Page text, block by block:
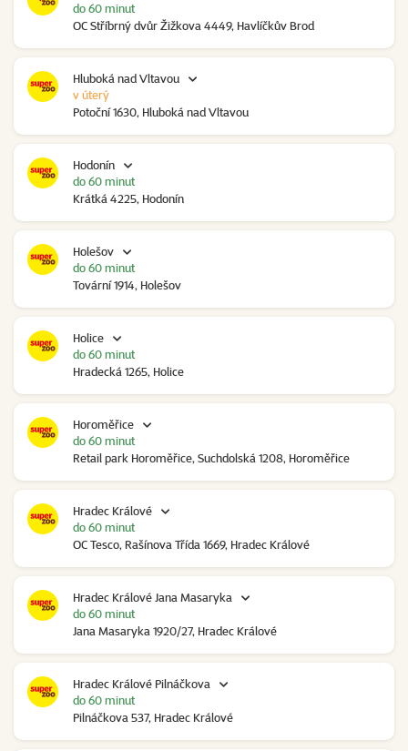
OC Stříbrný dvůr Žižkova 4449, Havlíčkův Brod
do 60 minut
Hluboká nad Vltavou
Potoční 1630, Hluboká nad Vltavou
v úterý
Hodonín
Krátká 4225, Hodonín
do 60 minut
Holešov
Tovární 1914, Holešov
do 60 minut
Holice
Hradecká 1265, Holice
do 60 minut
Horoměřice
Retail park Horoměřice, Suchdolská 1208, Horoměřice
do 60 minut
Hradec Králové
OC Tesco, Rašínova Třída 1669, Hradec Králové
do 60 minut
Hradec Králové Jana Masaryka
Jana Masaryka 1920/27, Hradec Králové
do 60 minut
Hradec Králové Pilnáčkova
Pilnáčkova 537, Hradec Králové
do 60 minut